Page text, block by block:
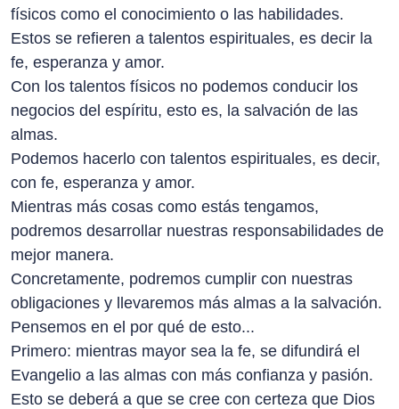
físicos como el conocimiento o las habilidades.
Estos se refieren a talentos espirituales, es decir la
fe, esperanza y amor.
Con los talentos físicos no podemos conducir los
negocios del espíritu, esto es, la salvación de las
almas.
Podemos hacerlo con talentos espirituales, es decir,
con fe, esperanza y amor.
Mientras más cosas como estás tengamos,
podremos desarrollar nuestras responsabilidades de
mejor manera.
Concretamente, podremos cumplir con nuestras
obligaciones y llevaremos más almas a la salvación.
Pensemos en el por qué de esto...
Primero: mientras mayor sea la fe, se difundirá el
Evangelio a las almas con más confianza y pasión.
Esto se deberá a que se cree con certeza que Dios